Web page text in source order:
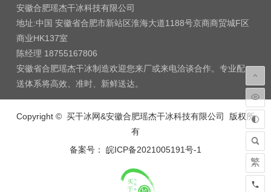
安徽合肥瑶杰干冰科技有限公司
地址:中国 安徽省合肥市新站区淮海大道1188号京商商贸城F区
商业HK137室
陈经理 18755167806
安徽省合肥瑶杰干冰制造欢迎您来厂或来电洽谈合作。专业配
送体系将高效、准时、新鲜送达。
Copyright © 买干冰网&安徽合肥瑶杰干冰科技有限公司 版权所
有
备案号： 皖ICP备2021005191号-1
繁